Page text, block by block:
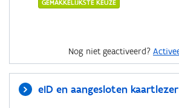
GEMAKKELIJKSTE KEUZE
Nog niet geactiveerd?
eID en aangesloten kaartlezer